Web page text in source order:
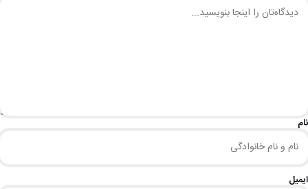
نام
ایمیل